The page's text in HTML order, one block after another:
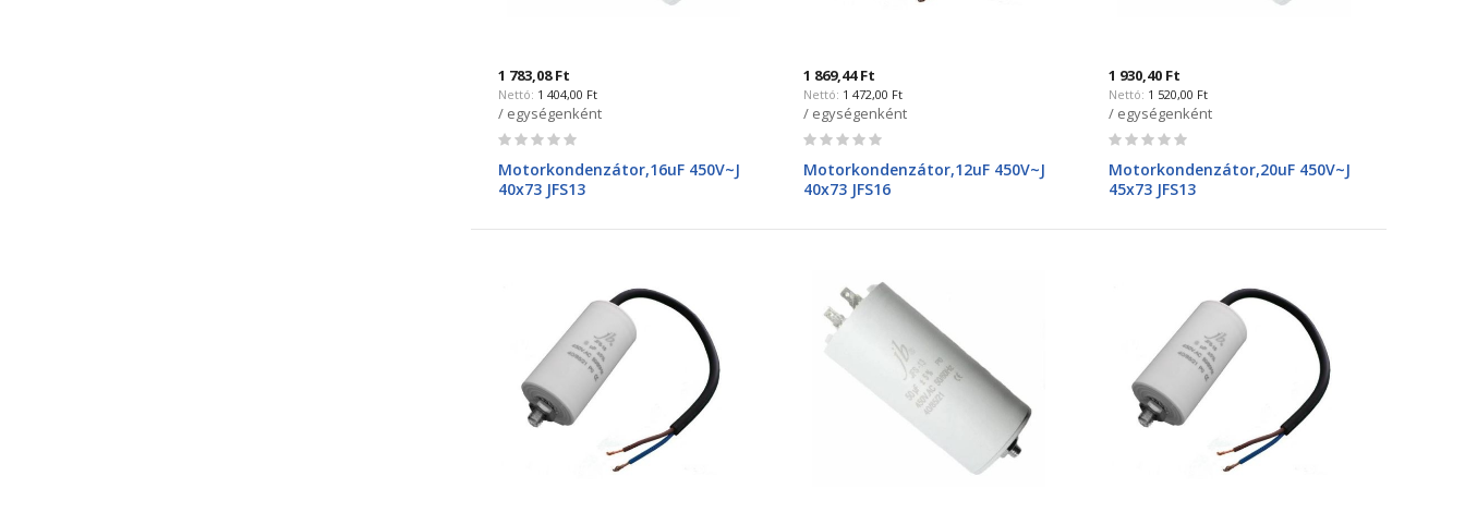
1 783,08 Ft
1 404,00 Ft
/ egységenként
Rating:
Motorkondenzátor,16uF 450V~J
40x73 JFS13
1 869,44 Ft
1 472,00 Ft
/ egységenként
Rating:
Motorkondenzátor,12uF 450V~J
40x73 JFS16
1 930,40 Ft
1 520,00 Ft
/ egységenként
Rating:
Motorkondenzátor,20uF 450V~J
45x73 JFS13